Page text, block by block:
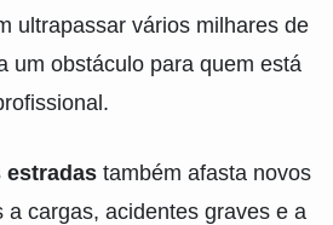
ultrapassar vários milhares de
um obstáculo para quem está
estradas também afasta novos
a cargas, acidentes graves e a